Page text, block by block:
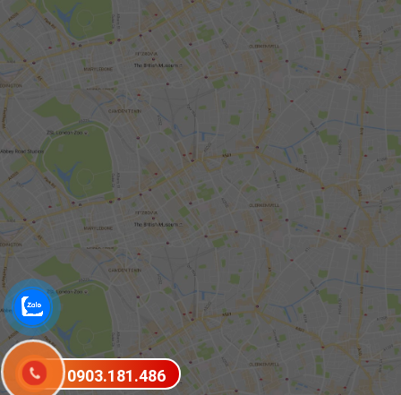
0903.181.486